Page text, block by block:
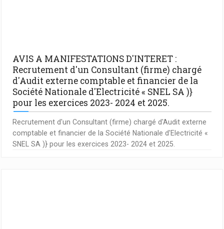
AVIS A MANIFESTATIONS D'INTERET :
Recrutement d'un Consultant (firme) chargé
d'Audit externe comptable et financier de la
Société Nationale d'Electricité « SNEL SA )}
pour les exercices 2023- 2024 et 2025.
Recrutement d'un Consultant (firme) chargé d'Audit externe
comptable et financier de la Société Nationale d'Electricité «
SNEL SA )} pour les exercices 2023- 2024 et 2025.